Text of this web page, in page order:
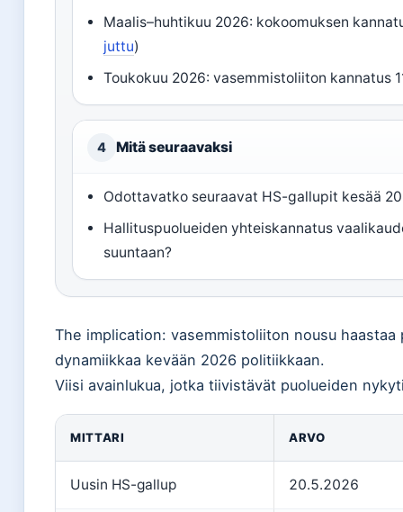
Maalis–huhtikuu 2026: kokoomuksen
juttu)
Toukokuu 2026: vasemmistoliiton kannatus
4 Mitä seuraavaksi
Odottavatko seuraavat HS-gallupit kesää
Hallituspuolueiden yhteiskannatus
suuntaan?
The implication: vasemmistoliiton nousu
dynamiikkaa kevään 2026 politiikkaan.
Viisi avainlukua, jotka tiivistävät puolueiden
MITTARI ARVO
Uusin HS-gallup 20.5.2026